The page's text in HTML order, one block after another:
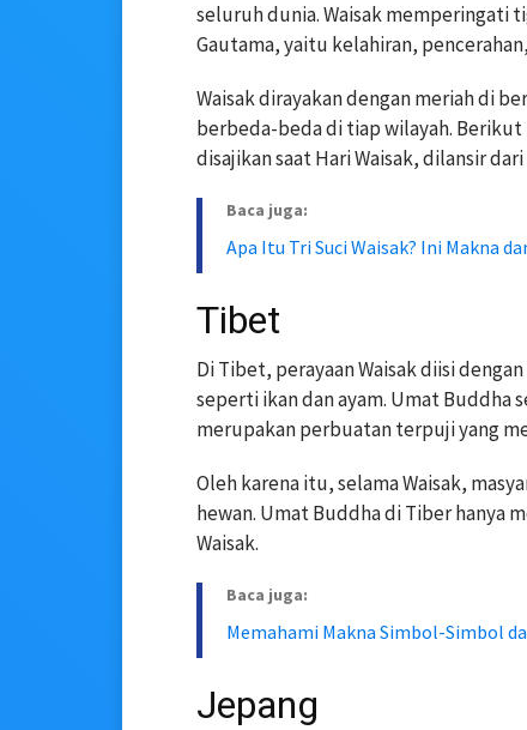
seluruh dunia. Waisak memperingati
Gautama, yaitu kelahiran,
Waisak dirayakan dengan meriah di
berbeda-beda di tiap wilayah.
disajikan saat Hari Waisak, dilansir
Baca juga:
Apa Itu Tri Suci Waisak? Ini Makna
Tibet
Di Tibet, perayaan Waisak diisi
seperti ikan dan ayam. Umat
merupakan perbuatan terpuji yang
Oleh karena itu, selama Waisak,
hewan. Umat Buddha di Tiber hanya
Waisak.
Baca juga:
Memahami Makna Simbol-Simbol
Jepang